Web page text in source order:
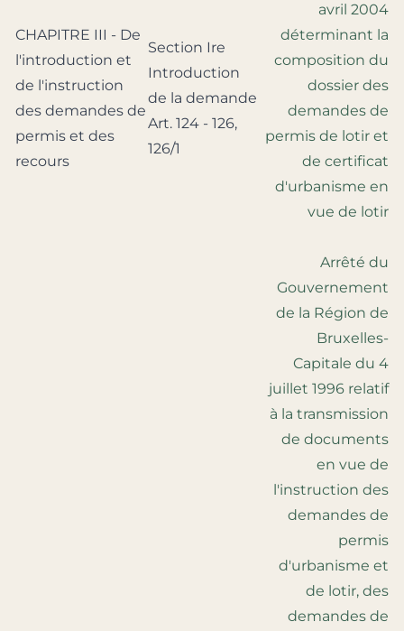
CHAPITRE III - De
l'introduction et
de l'instruction
des demandes de
permis et des
recours
Section Ire
Introduction
de la demande
Art. 124 - 126,
126/1
avril 2004
déterminant la
composition du
dossier des
demandes de
permis de lotir et
de certificat
d'urbanisme en
vue de lotir
Arrêté du
Gouvernement
de la Région de
Bruxelles-
Capitale du 4
juillet 1996 relatif
à la transmission
de documents
en vue de
l'instruction des
demandes de
permis
d'urbanisme et
de lotir, des
demandes de